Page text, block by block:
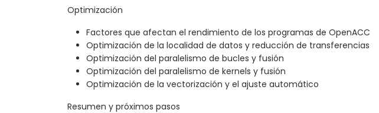
Optimización
Factores que afectan el rendimiento de los programas de OpenACC
Optimización de la localidad de datos y reducción de transferencias
Optimización del paralelismo de bucles y fusión
Optimización del paralelismo de kernels y fusión
Optimización de la vectorización y el ajuste automático
Resumen y próximos pasos